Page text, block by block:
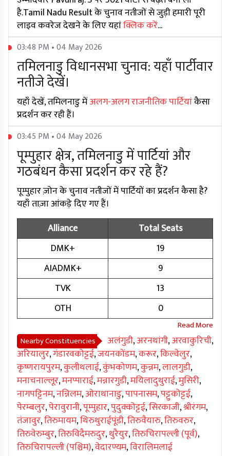
है.Tamil Nadu Result के चुनाव नतीजों से जुड़ी हमारी पूरी
लाइव कवरेज देखने के लिए यहांक्लिक करें...
03:48 PM • 04 May 2026
तमिलनाडु विधानसभा चुनाव: यहाँ पार्टीवार
नतीजे देखें।
यहाँ देखें, तमिलनाडु मेंअलग-अलग राजनीतिक पार्टियांकैसा
प्रदर्शन कर रही हैं।
03:45 PM • 04 May 2026
पूम्पुहार क्षेत्र, तमिलनाडु में पार्टियां और
गठबंधन कैसा प्रदर्शन कर रहे हैं?
पूम्पुहार ज़ोन के चुनाव नतीजों में पार्टियों का प्रदर्शन कैसा है?
यहाँ ताज़ा आंकड़े दिए गए हैं।
Alliance
Total Seats
DMK+
19
AIADMK+
9
TVK
13
OTH
0
Nearby Constituencies अलंगुडी,अरनथांगी,अरवाकुरिची,
अरियालुर,गंडारवकोट्टई,जयनकोंडम,करूर,किल्वेलुर,
कृष्णरायपुरम,कुलीथलाई,कुंभकोणम,कुन्नम,लालगुडी,
मनाचनाल्लूर,मनप्पाराई,मन्नारगुडी,मयिलादुथुराई,मुसिरी,
नागपट्टिनम,नन्निलम,ओराथानाडु,पापनासम,पट्टुकोट्टई,
पेरम्बलुर,पेरावुरानी,पूम्पुहार,पुदुक्कोट्टई,सिरकाजी,श्रीरंगम,
तंजावुर,तिरुमायम,थिरुथुराईपूंडी,तिरुवैयारु,तिरुवरुर,
तिरुवेरुम्बुर,तिरुविदैमरुदुर,थुरैयुर,तिरुचिरापल्ली (पूर्व),
तिरुचिरापल्ली (पश्चिम),वेदारण्यम,विरालिमलाई